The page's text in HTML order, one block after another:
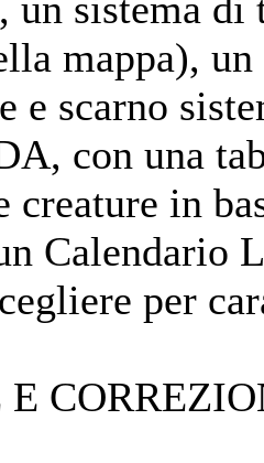
mappa),
e scarno
con una
creature in
Calendario
per